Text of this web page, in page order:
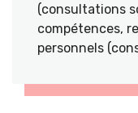
(consultations
compétences,
personnels